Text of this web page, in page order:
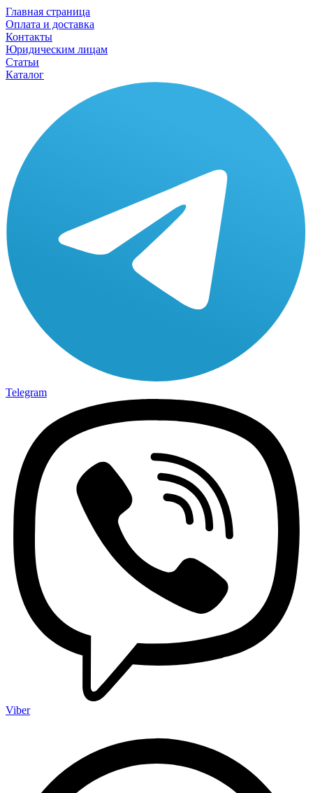
Главная страница
Оплата и доставка
Контакты
Юридическим лицам
Статьи
Каталог
Telegram
Viber